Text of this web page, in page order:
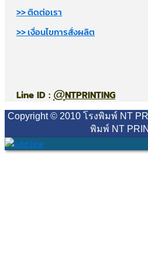
>> ติดต่อเรา
>> เงื่อนไขการสั่งผลิต
Line ID : @NTPRINTING
Copyright © 2010 โรงพิมพ์ NT
พิมพ์ NT